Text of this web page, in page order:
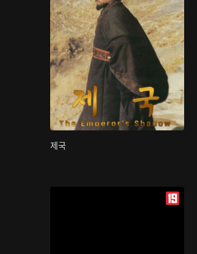
제국